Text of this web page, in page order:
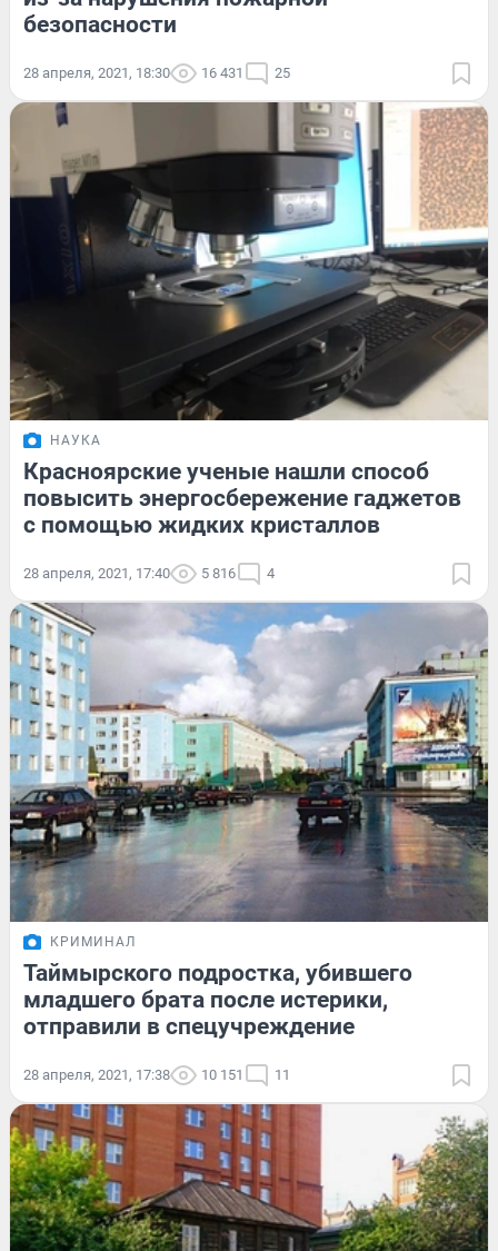
безопасности
28 апреля, 2021, 18:30 16 431 25
НАУКА
Красноярские ученые нашли способ
повысить энергосбережение гаджетов
с помощью жидких кристаллов
28 апреля, 2021, 17:40 5 816 4
КРИМИНАЛ
Таймырского подростка, убившего
младшего брата после истерики,
отправили в спецучреждение
28 апреля, 2021, 17:38 10 151 11